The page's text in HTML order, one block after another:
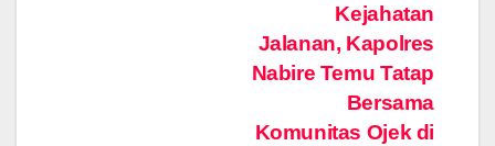
Kejahatan
Jalanan, Kapolres
Nabire Temu Tatap
Bersama
Komunitas Ojek di